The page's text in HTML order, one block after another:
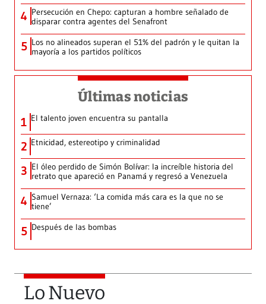
4 Persecución en Chepo: capturan a hombre señalado de
disparar contra agentes del Senafront
5 Los no alineados superan el 51% del padrón y le quitan la
mayoría a los partidos políticos
Últimas noticias
1 El talento joven encuentra su pantalla​
2 Etnicidad, estereotipo y criminalidad
3 El óleo perdido de Simón Bolívar: la increíble historia del
retrato que apareció en Panamá y regresó a Venezuela
4 Samuel Vernaza: ‘La comida más cara es la que no se
tiene’
5 Después de las bombas
Lo Nuevo